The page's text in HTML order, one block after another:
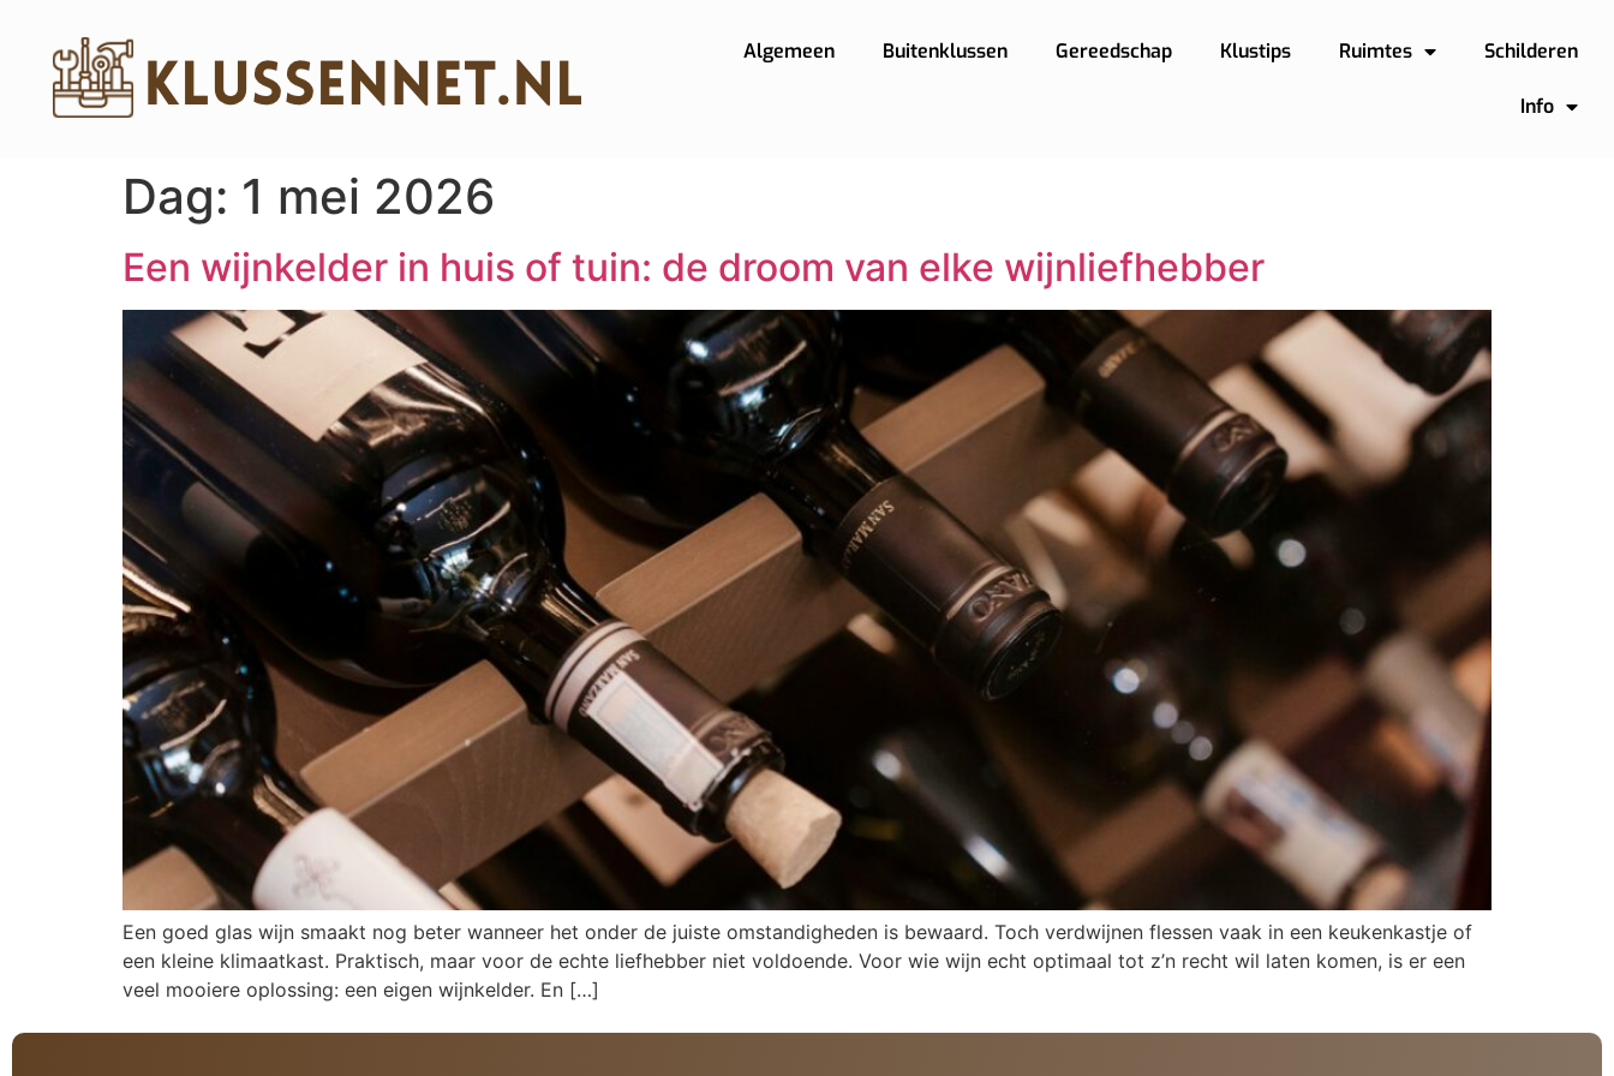
Algemeen Buitenklussen Gereedschap Klustips Ruimtes Schilderen
Info
Dag: 1 mei 2026
Een wijnkelder in huis of tuin: de droom van elke wijnliefhebber
Een goed glas wijn smaakt nog beter wanneer het onder de juiste omstandigheden is bewaard. Toch verdwijnen flessen vaak in een keukenkastje of
een kleine klimaatkast. Praktisch, maar voor de echte liefhebber niet voldoende. Voor wie wijn echt optimaal tot z’n recht wil laten komen, is er een
veel mooiere oplossing: een eigen wijnkelder. En […]